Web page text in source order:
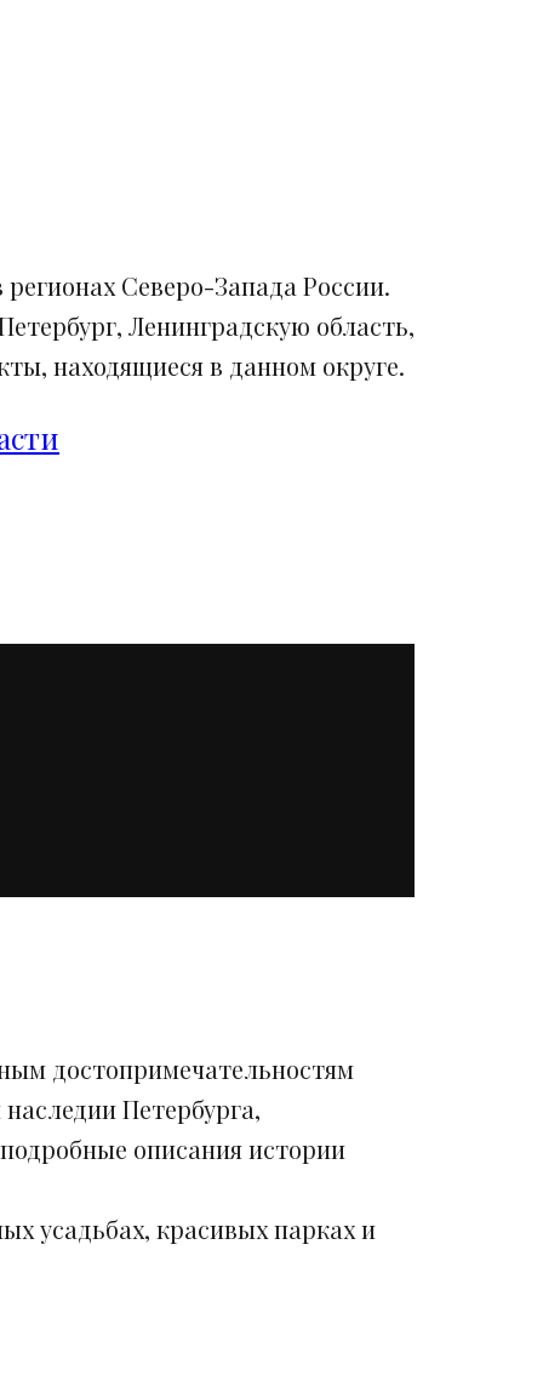
Северо-Запада России.
Ленинградскую область,
находящиеся в данном округе.
достопримечательностям
Петербурга,
описания истории
усадьбах, красивых парках и